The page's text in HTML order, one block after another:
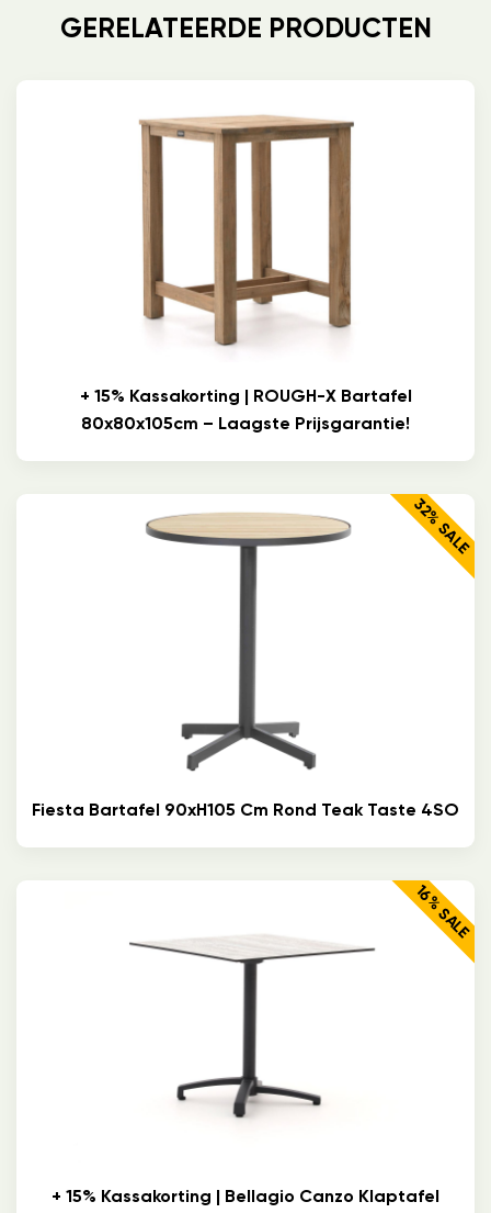
GERELATEERDE PRODUCTEN
+ 15% Kassakorting | ROUGH-X Bartafel
80x80x105cm – Laagste Prijsgarantie!
32% SALE
Fiesta Bartafel 90xH105 Cm Rond Teak Taste 4SO
16% SALE
+ 15% Kassakorting | Bellagio Canzo Klaptafel